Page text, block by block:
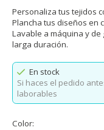
Personaliza tus tejidos
Plancha tus diseños en
Lavable a máquina y
larga duración.
En stock
Si haces el pedido
laborables
Color: